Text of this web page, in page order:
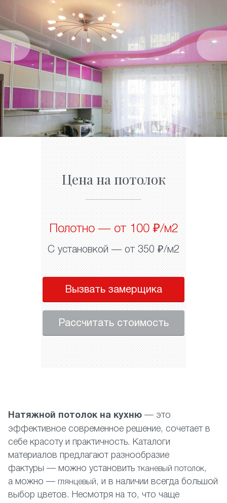
Цена на потолок
Полотно — от 100 ₽/м2
С установкой — от 350 ₽/м2
Вызвать замерщика
Рассчитать стоимость
Н атяжной потолок на кухню — это
эффективное современное решение, сочетает в
себе красоту и практичность. Каталоги
материалов предлагают разнообразие
фактуры — можно установитьтканевый потолок,
а можно — глянцевый , и в наличии всегда большой
выбор цветов. Несмотря на то, что чаще